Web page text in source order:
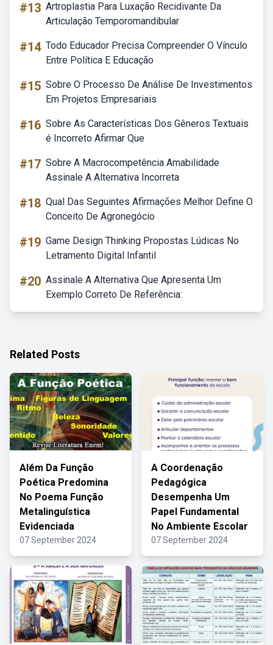
#13 Artroplastia Para Luxação Recidivante Da
Articulação Temporomandibular
#14 Todo Educador Precisa Compreender O Vínculo
Entre Política E Educação
#15 Sobre O Processo De Análise De Investimentos
Em Projetos Empresariais
#16 Sobre As Características Dos Gêneros Textuais
é Incorreto Afirmar Que
#17 Sobre A Macrocompetência Amabilidade
Assinale A Alternativa Incorreta
#18 Qual Das Seguintes Afirmações Melhor Define O
Conceito De Agronegócio
#19 Game Design Thinking Propostas Lúdicas No
Letramento Digital Infantil
#20 Assinale A Alternativa Que Apresenta Um
Exemplo Correto De Referência:
Related Posts
Além Da Função
Poética Predomina
No Poema Função
Metalinguística
Evidenciada
07 September 2024
A Coordenação
Pedagógica
Desempenha Um
Papel Fundamental
No Ambiente Escolar
07 September 2024